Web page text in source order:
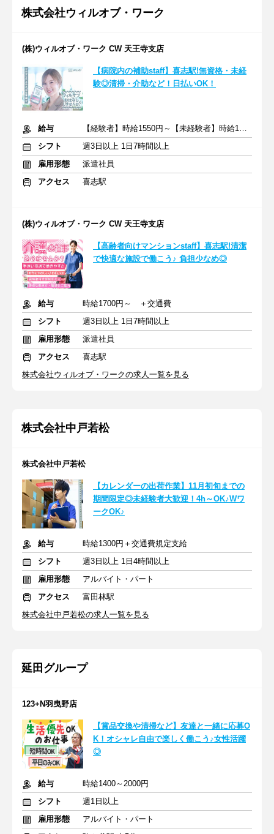
株式会社ウィルオブ・ワーク
(株)ウィルオブ・ワーク CW 天王寺支店
【病院内の補助staff】喜志駅!無資格・未経
験◎清掃・介助など！日払いOK！
給与
【経験者】時給1550円～【未経験者】時給1400円～ ＋交通費
シフト
週3日以上 1日7時間以上
雇用形態
派遣社員
アクセス
喜志駅
(株)ウィルオブ・ワーク CW 天王寺支店
【高齢者向けマンションstaff】喜志駅!清潔
で快適な施設で働こう♪ 負担少なめ◎
給与
時給1700円～ ＋交通費
シフト
週3日以上 1日7時間以上
雇用形態
派遣社員
アクセス
喜志駅
株式会社ウィルオブ・ワークの求人一覧を見る
株式会社中戸若松
株式会社中戸若松
【カレンダーの出荷作業】11月初旬までの
期間限定◎未経験者大歓迎！4h～OK♪Wワ
ークOK♪
給与
時給1300円＋交通費規定支給
シフト
週3日以上 1日4時間以上
雇用形態
アルバイト・パート
アクセス
富田林駅
株式会社中戸若松の求人一覧を見る
延田グループ
123+N羽曳野店
【賞品交換や清掃など】友達と一緒に応募O
K！オシャレ自由で楽しく働こう♪女性活躍
◎
給与
時給1400～2000円
シフト
週1日以上
雇用形態
アルバイト・パート